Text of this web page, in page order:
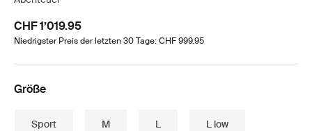
CHF 1’019.95
Niedrigster Preis der letzten 30 Tage: CHF 999.95
Größe
Sport M L L low